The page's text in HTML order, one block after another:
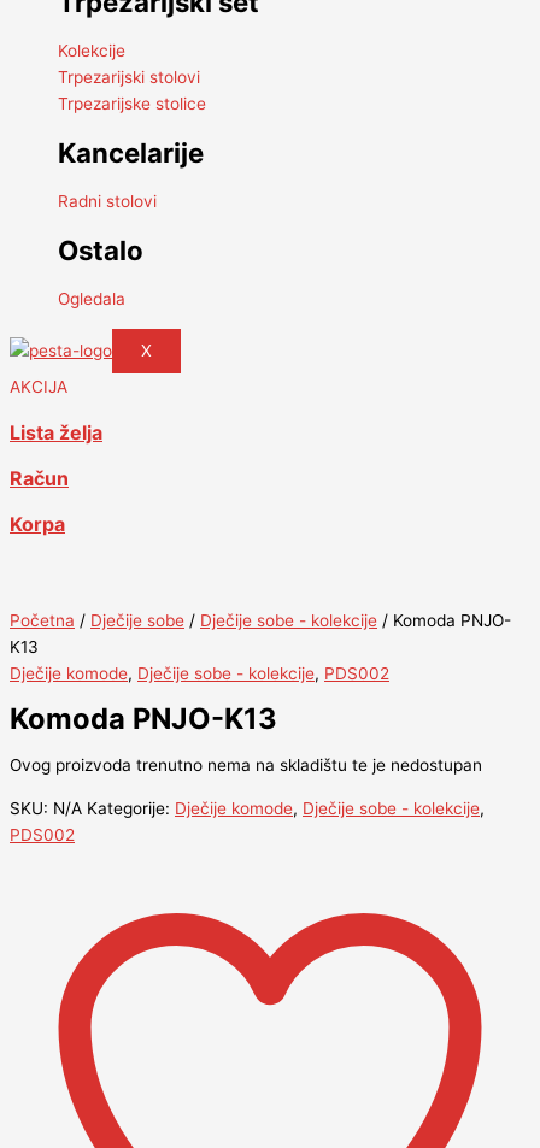
Kolekcije
Trpezarijski stolovi
Trpezarijske stolice
Kancelarije
Radni stolovi
Ostalo
Ogledala
X
AKCIJA
Lista želja
Račun
Korpa
Početna / Dječije sobe / Dječije sobe - kolekcije / Komoda PNJO-
K13
Dječije komode, Dječije sobe - kolekcije, PDS002
Komoda PNJO-K13
Ovog proizvoda trenutno nema na skladištu te je nedostupan
SKU: N/A Kategorije: Dječije komode, Dječije sobe - kolekcije,
PDS002